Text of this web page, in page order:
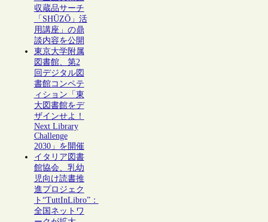
収蔵品サーチ
「SHŪZŌ」活
用講座」の鼎
談内容を公開
東京大学附属
図書館、第2
回デジタル図
書館コンペテ
ィション「東
大図書館をデ
ザインせよ！
Next Library
Challenge
2030」を開催
イタリア図書
館協会、乳幼
児向け読書推
進プロジェク
ト“TuttInLibro”：
全国ネットワ